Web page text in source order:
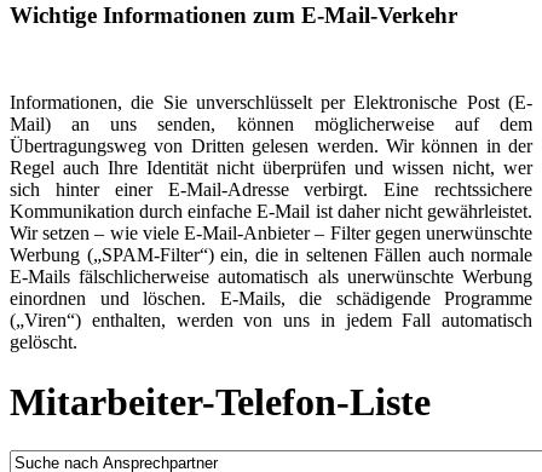
Wichtige Informationen zum E-Mail-Verkehr
Informationen, die Sie unverschlüsselt per Elektronische Post (E-
Mail) an uns senden, können möglicherweise auf dem
Übertragungsweg von Dritten gelesen werden. Wir können in der
Regel auch Ihre Identität nicht überprüfen und wissen nicht, wer
sich hinter einer E-Mail-Adresse verbirgt. Eine rechtssichere
Kommunikation durch einfache E-Mail ist daher nicht gewährleistet.
Wir setzen – wie viele E-Mail-Anbieter – Filter gegen unerwünschte
Werbung („SPAM-Filter“) ein, die in seltenen Fällen auch normale
E-Mails fälschlicherweise automatisch als unerwünschte Werbung
einordnen und löschen. E-Mails, die schädigende Programme
(„Viren“) enthalten, werden von uns in jedem Fall automatisch
gelöscht.
Mitarbeiter-Telefon-Liste